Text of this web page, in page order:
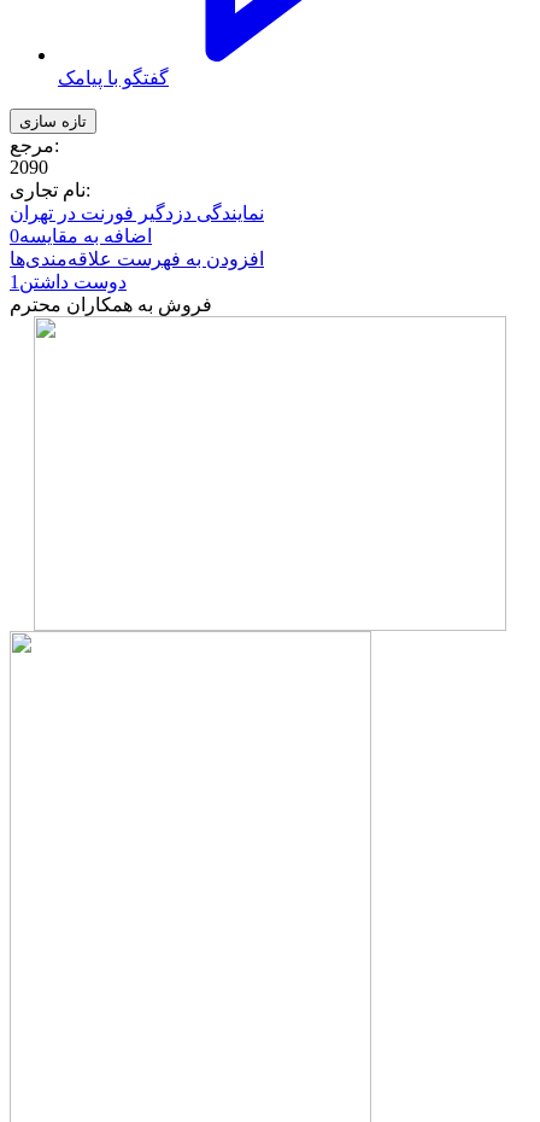
گفتگو با پیامک
مرجع:
2090
نام تجاری:
نمایندگی دزدگیر فورنت در تهران
اضافه به مقایسه0
افزودن به فهرست علاقه‌مندی‌ها
دوست داشتن1
فروش به همکاران محترم